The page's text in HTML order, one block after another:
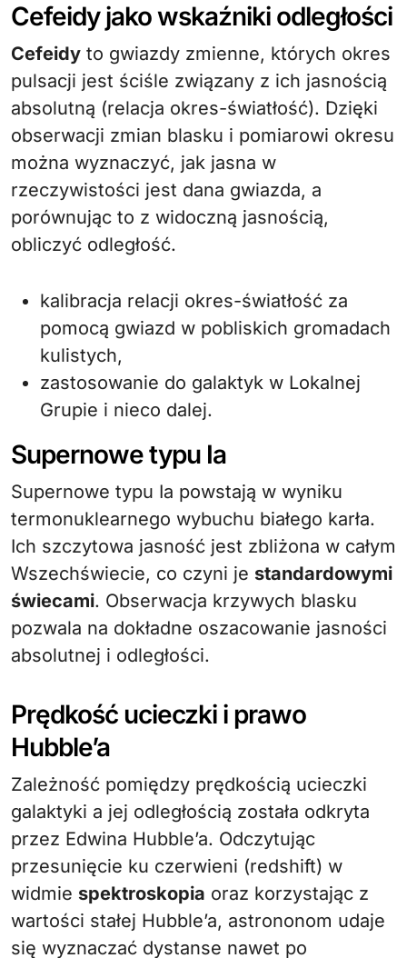
Cefeidy jako wskaźniki odległości
Cefeidy to gwiazdy zmienne, których okres
pulsacji jest ściśle związany z ich jasnością
absolutną (relacja okres-światłość). Dzięki
obserwacji zmian blasku i pomiarowi okresu
można wyznaczyć, jak jasna w
rzeczywistości jest dana gwiazda, a
porównując to z widoczną jasnością,
obliczyć odległość.
kalibracja relacji okres-światłość za
pomocą gwiazd w pobliskich gromadach
kulistych,
zastosowanie do galaktyk w Lokalnej
Grupie i nieco dalej.
Supernowe typu Ia
Supernowe typu Ia powstają w wyniku
termonuklearnego wybuchu białego karła.
Ich szczytowa jasność jest zbliżona w całym
Wszechświecie, co czyni je standardowymi
świecami. Obserwacja krzywych blasku
pozwala na dokładne oszacowanie jasności
absolutnej i odległości.
Prędkość ucieczki i prawo
Hubble’a
Zależność pomiędzy prędkością ucieczki
galaktyki a jej odległością została odkryta
przez Edwina Hubble’a. Odczytując
przesunięcie ku czerwieni (redshift) w
widmie spektroskopia oraz korzystając z
wartości stałej Hubble’a, astrononom udaje
się wyznaczać dystanse nawet po